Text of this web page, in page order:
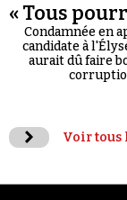
« Tous
Condamnée en
candidate à
aurait dû faire
Voir tous